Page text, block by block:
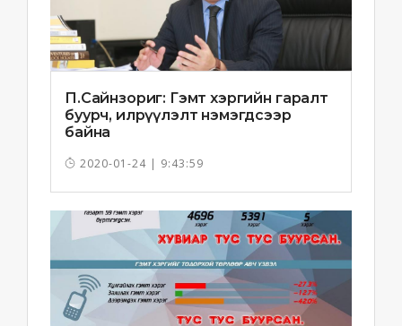
П.Сайнзориг: Гэмт хэргийн гаралт
буурч, илрүүлэлт нэмэгдсээр
байна
2020-01-24 | 9:43:59